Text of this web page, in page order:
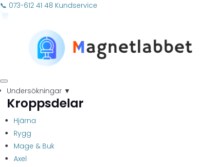
📞 073-612 41 48 Kundservice
Undersökningar ▼
Kroppsdelar
Hjärna
Rygg
Mage & Buk
Axel